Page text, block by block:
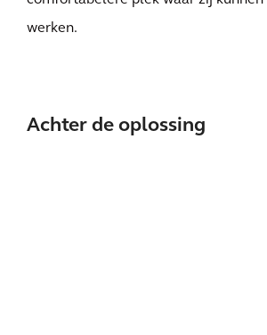
werken.
Achter de oplossing